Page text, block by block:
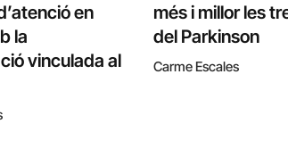
en
la
vinculada al
més i millor les
del Parkinson
Carme Escales